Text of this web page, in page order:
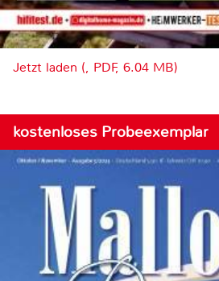
Jetzt laden (, PDF, 6.04 MB)
kostenloses Probeexemplar